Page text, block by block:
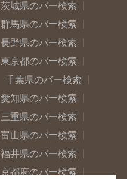
茨城県のバー検索
群馬県のバー検索
長野県のバー検索
東京都のバー検索
千葉県のバー検索
愛知県のバー検索
三重県のバー検索
富山県のバー検索
福井県のバー検索
京都府のバー検索